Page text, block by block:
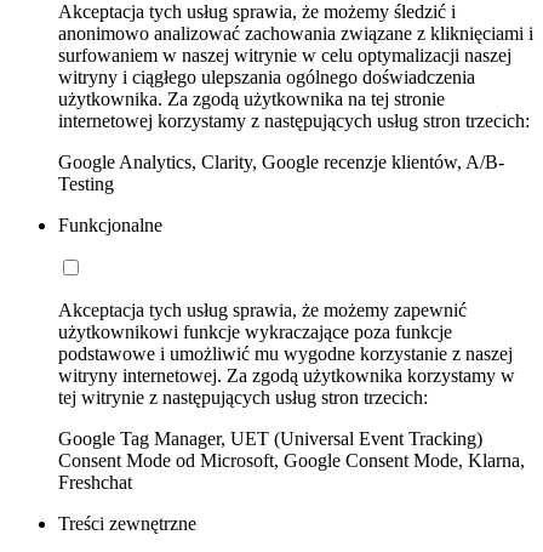
Akceptacja tych usług sprawia, że możemy śledzić i
anonimowo analizować zachowania związane z kliknięciami i
surfowaniem w naszej witrynie w celu optymalizacji naszej
witryny i ciągłego ulepszania ogólnego doświadczenia
użytkownika. Za zgodą użytkownika na tej stronie
internetowej korzystamy z następujących usług stron trzecich:
Google Analytics, Clarity, Google recenzje klientów, A/B-
Testing
Funkcjonalne
Akceptacja tych usług sprawia, że możemy zapewnić
użytkownikowi funkcje wykraczające poza funkcje
podstawowe i umożliwić mu wygodne korzystanie z naszej
witryny internetowej. Za zgodą użytkownika korzystamy w
tej witrynie z następujących usług stron trzecich:
Google Tag Manager, UET (Universal Event Tracking)
Consent Mode od Microsoft, Google Consent Mode, Klarna,
Freshchat
Treści zewnętrzne